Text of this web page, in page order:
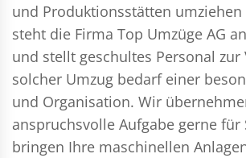
und Produktionsstätten
steht die Firma Top Umzüge AG
und stellt geschultes Personal zur
solcher Umzug bedarf einer
und Organisation. Wir
anspruchsvolle Aufgabe gerne für
bringen Ihre maschinellen